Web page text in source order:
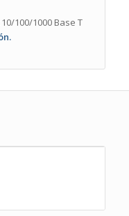
100/1000 Base T